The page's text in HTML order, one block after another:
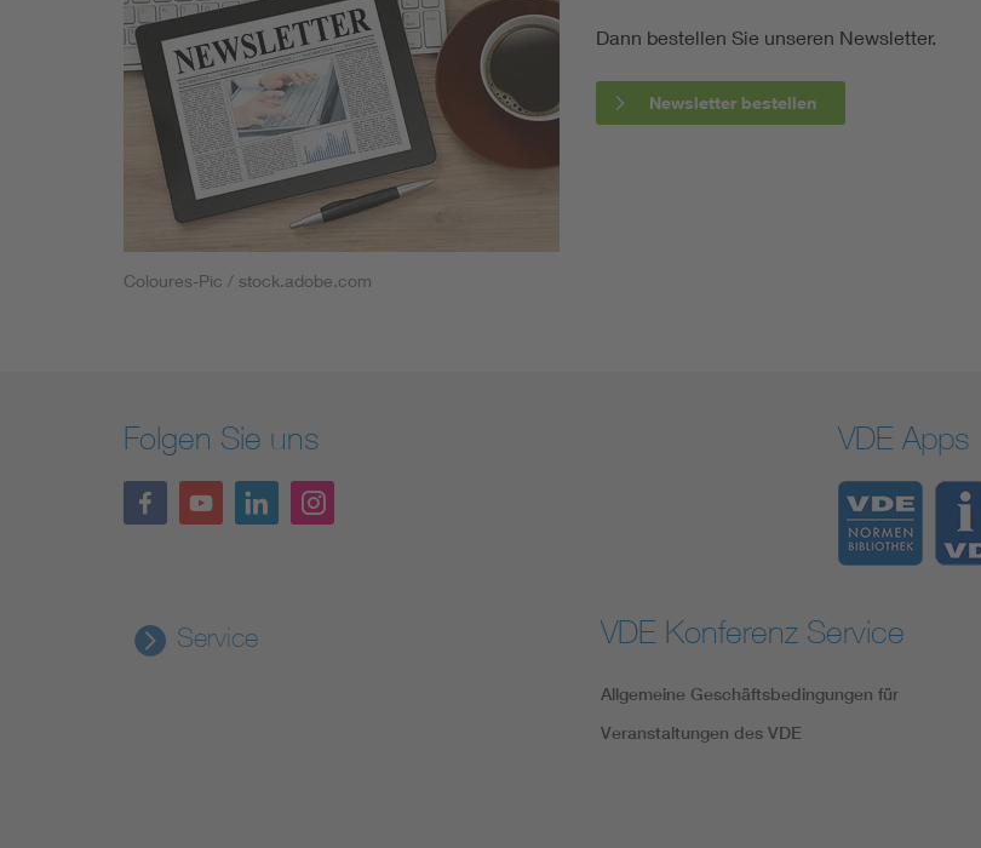
Coloures-Pic / stock.adobe.com
Dann bestellen Sie unseren Newsletter.
Newsletter bestellen
Folgen Sie uns VDE Apps
Service VDE Konferenz Service
Allgemeine Geschäftsbedingungen für
Veranstaltungen des VDE